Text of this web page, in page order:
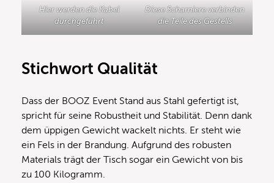
Hier werden die Kabel
durchgeführt
Diese Scharniere verbinden
die Teile des Gestells
Stichwort Qualität
Dass der BOOZ Event Stand aus Stahl gefertigt ist,
spricht für seine Robustheit und Stabilität. Denn dank
dem üppigen Gewicht wackelt nichts. Er steht wie
ein Fels in der Brandung. Aufgrund des robusten
Materials trägt der Tisch sogar ein Gewicht von bis
zu 100 Kilogramm.